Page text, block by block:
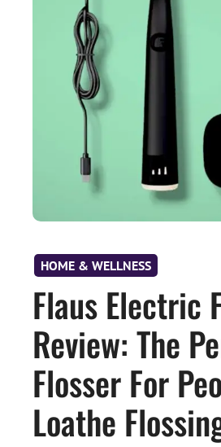
HOME & WELLNESS
Flaus Electric
Review: The
Flosser For
Loathe